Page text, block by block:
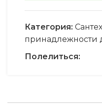
Категория:
принадлежности
Полелиться: